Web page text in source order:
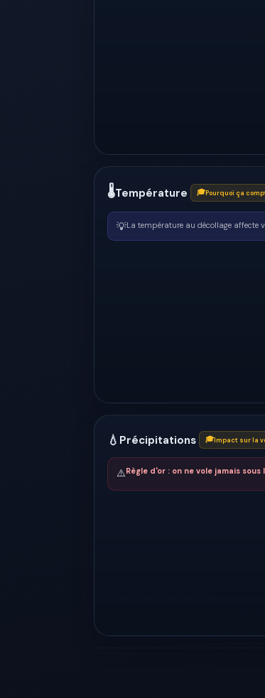
🌡Température 🎓Pourquoi ça
💡La température au décollage affecte
💧 Précipitations 🎓Impact sur la
⚠️Règle d'or : on ne vole jamais